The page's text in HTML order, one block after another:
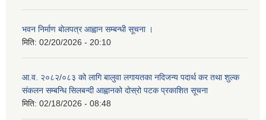
भवन निर्माण बोलपत्र आह्वान सम्बन्धी सूचना ।
मिति: 02/20/2026 - 20:10
आ.व. २०८२/०८३ को लागि बालुवा लगायतका नदिजन्य पदार्थ कर तथा शुल्क
संकलन सम्बन्धि सिलबन्दी आह्वानको दोस्रो पटक प्रकाशित सूचना
मिति: 02/18/2026 - 08:48